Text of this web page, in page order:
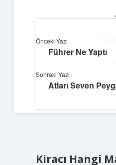
Süper
Kiracı Hangi
Önceki Yazı
Führer Ne Yaptı
Sonraki Yazı
Atları Seven